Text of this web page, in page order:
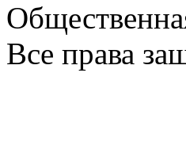
Все права